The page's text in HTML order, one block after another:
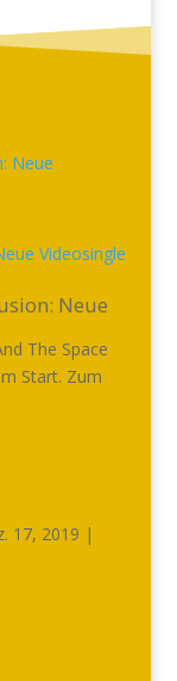
Videosingle
Neue
The Space
Start. Zum
17, 2019 |